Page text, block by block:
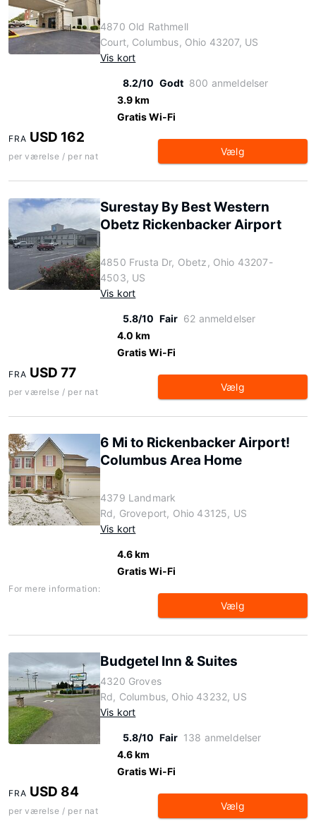
4870 Old Rathmell
Court, Columbus, Ohio 43207, US
Vis kort
8.2/10 Godt 800 anmeldelser
3.9 km
Gratis Wi-Fi
FRA USD 162
per værelse / per nat Vælg
Surestay By Best Western
Obetz Rickenbacker Airport
4850 Frusta Dr, Obetz, Ohio 43207-
4503, US
Vis kort
5.8/10 Fair 62 anmeldelser
4.0 km
Gratis Wi-Fi
FRA USD 77
per værelse / per nat Vælg
6 Mi to Rickenbacker Airport!
Columbus Area Home
4379 Landmark
Rd, Groveport, Ohio 43125, US
Vis kort
4.6 km
Gratis Wi-Fi
For mere information:
Vælg
Budgetel Inn & Suites
4320 Groves
Rd, Columbus, Ohio 43232, US
Vis kort
5.8/10 Fair 138 anmeldelser
4.6 km
Gratis Wi-Fi
FRA USD 84
per værelse / per nat Vælg